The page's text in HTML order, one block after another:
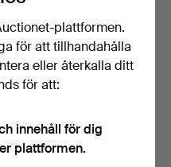
LAMPA, takpendel,
glas/metall.
3 dagar
plattformen.
för att tillhandahålla
eller återkalla ditt
för att:
innehåll för dig
plattformen.